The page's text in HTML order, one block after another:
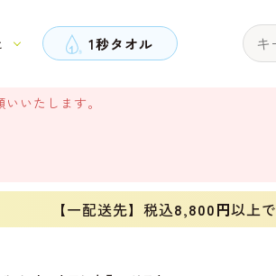
1秒タオル
いたします。
【一配送先】税込8,800円以上で